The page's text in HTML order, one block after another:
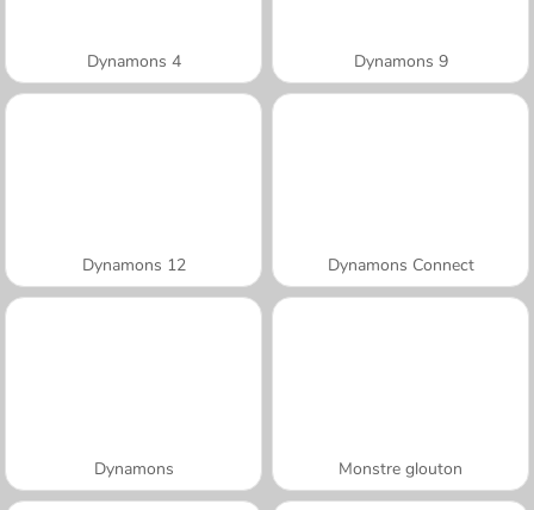
Dynamons 4 Dynamons 9
Dynamons 12 Dynamons Connect
Dynamons Monstre glouton